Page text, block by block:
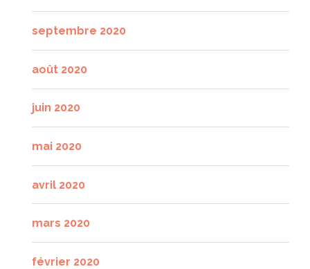
septembre 2020
août 2020
juin 2020
mai 2020
avril 2020
mars 2020
février 2020